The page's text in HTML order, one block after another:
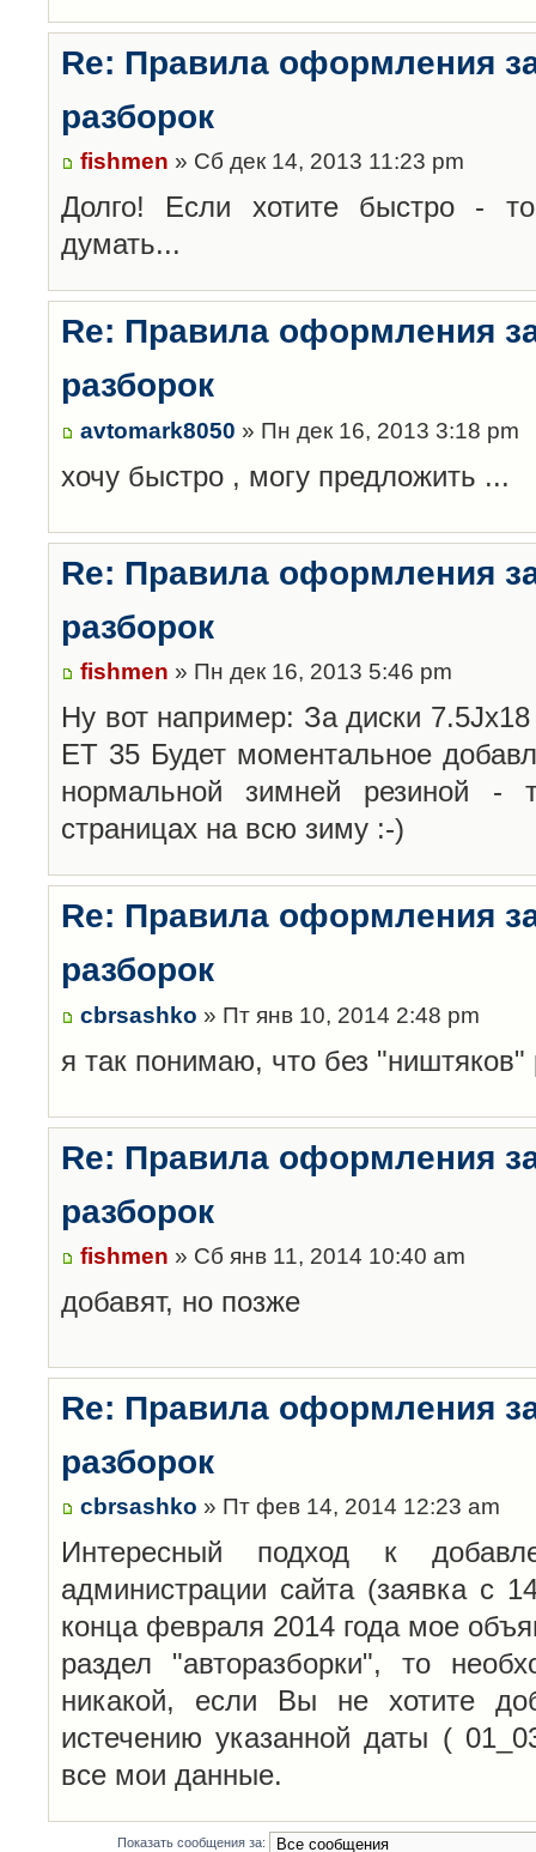
Re: Правила оформления
разборок
fishmen » Сб дек 14, 2013 11:23 pm
Долго! Если хотите быстро -
думать...
Re: Правила оформления
разборок
avtomark8050 » Пн дек 16, 2013 3:18 pm
хочу быстро , могу предложить ...
Re: Правила оформления
разборок
fishmen » Пн дек 16, 2013 5:46 pm
Ну вот например: За диски
ET 35 Будет моментальное
нормальной зимней резиной
страницах на всю зиму :-)
Re: Правила оформления
разборок
cbrsashko » Пт янв 10, 2014 2:48 pm
я так понимаю, что без "ништяков"
Re: Правила оформления
разборок
fishmen » Сб янв 11, 2014 10:40 am
добавят, но позже
Re: Правила оформления
разборок
cbrsashko » Пт фев 14, 2014 12:23 am
Интересный подход к
администрации сайта (заявка с
конца февраля 2014 года мое
раздел "авторазборки", то
никакой, если Вы не хотите
истечению указанной даты (
все мои данные.
Показать сообщения за: